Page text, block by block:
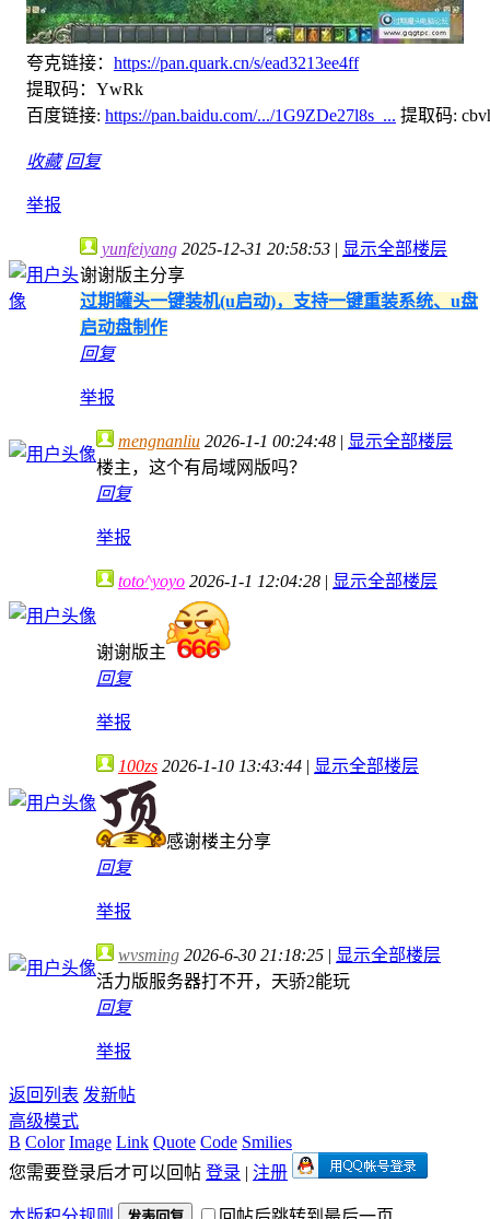
夸克链接： https://pan.quark.cn/s/ead3213ee4ff
提取码：YwRk
百度链接: https://pan.baidu.com/.../1G9ZDe27l8s_... 提取码:
收藏 回复
举报
yunfeiyang 2025-12-31 20:58:53 | 显示全部楼层
谢谢版主分享
过期罐头一键装机(u启动)，支持一键重装系统、u盘
启动盘制作
回复
举报
mengnanliu 2026-1-1 00:24:48 | 显示全部楼层
楼主，这个有局域网版吗？
回复
举报
toto^yoyo 2026-1-1 12:04:28 | 显示全部楼层
谢谢版主
回复
举报
100zs 2026-1-10 13:43:44 | 显示全部楼层
感谢楼主分享
回复
举报
wvsming 2026-6-30 21:18:25 | 显示全部楼层
活力版服务器打不开，天骄2能玩
回复
举报
返回列表 发新帖
高级模式
B Color Image Link Quote Code Smilies
您需要登录后才可以回帖 登录 | 注册